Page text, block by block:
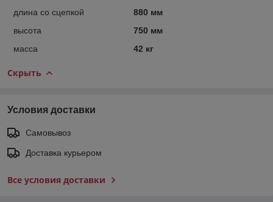
длина со сцепкой
880 мм
высота
750 мм
масса
42 кг
Скрыть
Условия доставки
Самовывоз
Доставка курьером
Все условия доставки